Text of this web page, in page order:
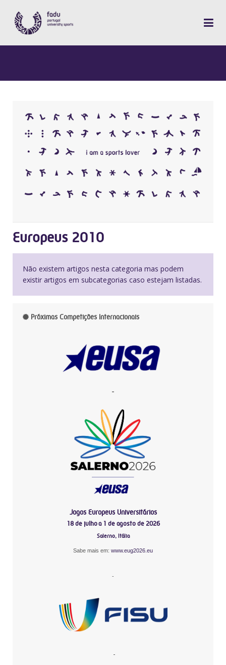
Europeus 2010
Não existem artigos nesta categoria mas podem
existir artigos em subcategorias caso estejam listadas.
Próximas Competições Internacionais
-
Jogos Europeus Universitários
18 de julho a 1 de agosto de 2026
Salerno, Itália
Sabe mais em: www.eug2026.eu
-
-